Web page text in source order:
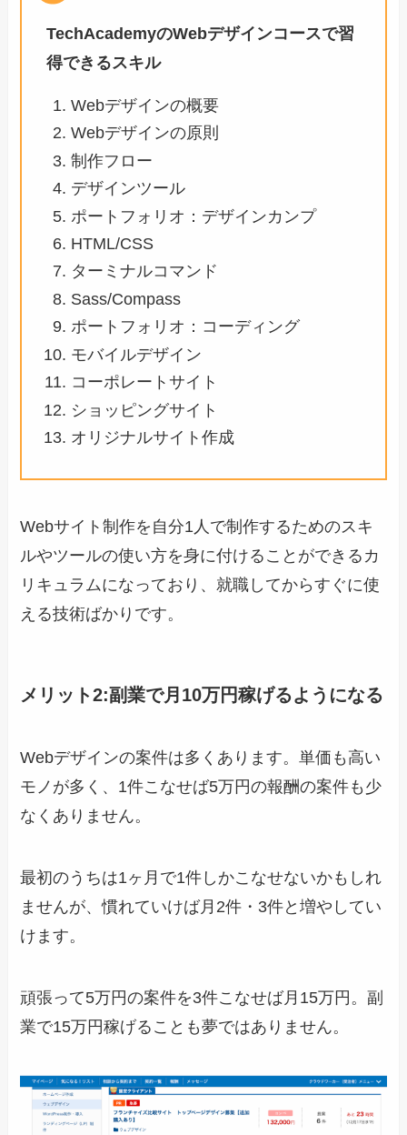
TechAcademyのWebデザインコースで習
得できるスキル
Webデザインの概要
Webデザインの原則
制作フロー
デザインツール
ポートフォリオ：デザインカンプ
HTML/CSS
ターミナルコマンド
Sass/Compass
ポートフォリオ：コーディング
モバイルデザイン
コーポレートサイト
ショッピングサイト
オリジナルサイト作成
Webサイト制作を自分1人で制作するためのスキ
ルやツールの使い方を身に付けることができるカ
リキュラムになっており、就職してからすぐに使
える技術ばかりです。
メリット2:副業で月10万円稼げるようになる
Webデザインの案件は多くあります。単価も高い
モノが多く、1件こなせば5万円の報酬の案件も少
なくありません。
最初のうちは1ヶ月で1件しかこなせないかもしれ
ませんが、慣れていけば月2件・3件と増やしてい
けます。
頑張って5万円の案件を3件こなせば月15万円。副
業で15万円稼げることも夢ではありません。